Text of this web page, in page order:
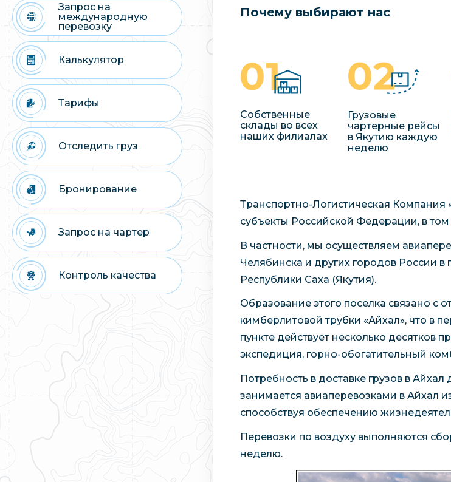
Запрос на
международную
перевозку
Калькулятор
Тарифы
Отследить груз
Бронирование
Запрос на чартер
Контроль качества
Почему выбирают нас
Собственные
склады во всех
наших филиалах
Грузовые
чартерные рейсы
в Якутию каждую
неделю
Транспортно-Логистическая Компания
субъекты Российской Федерации, в
В частности, мы осуществляем
Челябинска и других городов России
Республики Саха (Якутия).
Образование этого поселка связано с
кимберлитовой трубки «Айхал», что в
пункте действует несколько десятков
экспедиция, горно-обогатительный
Потребность в доставке грузов в
занимается авиаперевозками в Айхал
способствуя обеспечению
Перевозки по воздуху выполняются
неделю.